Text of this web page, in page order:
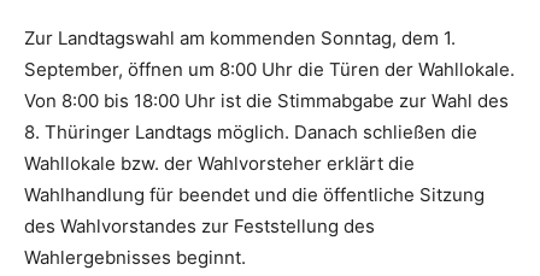
Zur Landtagswahl am kommenden Sonntag, dem 1.
September, öffnen um 8:00 Uhr die Türen der Wahllokale.
Von 8:00 bis 18:00 Uhr ist die Stimmabgabe zur Wahl des
8. Thüringer Landtags möglich. Danach schließen die
Wahllokale bzw. der Wahlvorsteher erklärt die
Wahlhandlung für beendet und die öffentliche Sitzung
des Wahlvorstandes zur Feststellung des
Wahlergebnisses beginnt.